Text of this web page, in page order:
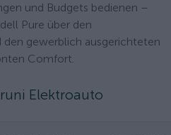
und Budgets bedienen –
Pure über den
gewerblich ausgerichteten
Comfort.
Elektroauto